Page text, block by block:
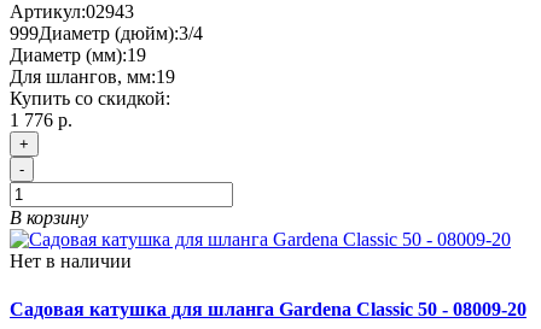
Артикул:02943
999Диаметр (дюйм):3/4
Диаметр (мм):19
Для шлангов, мм:19
Купить со скидкой:
1 776 р.
+
-
В корзину
Нет в наличии
Садовая катушка для шланга Gardena Classic 50 - 08009-20